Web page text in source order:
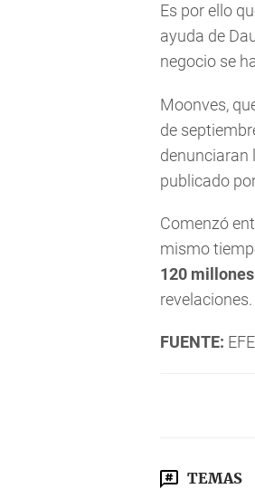
Es por ello
ayuda de
negocio se
Moonves,
de
denunciaran
publicado
Comenzó
mismo
120
revelaciones.
FUENTE: EFE
TEMAS